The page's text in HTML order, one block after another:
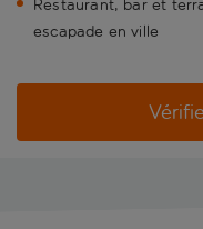
Restaurant, bar et
escapade en ville